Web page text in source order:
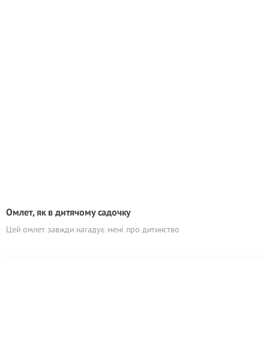
Омлет, як в дитячому садочку
Цей омлет завжди нагадує мені про дитинство